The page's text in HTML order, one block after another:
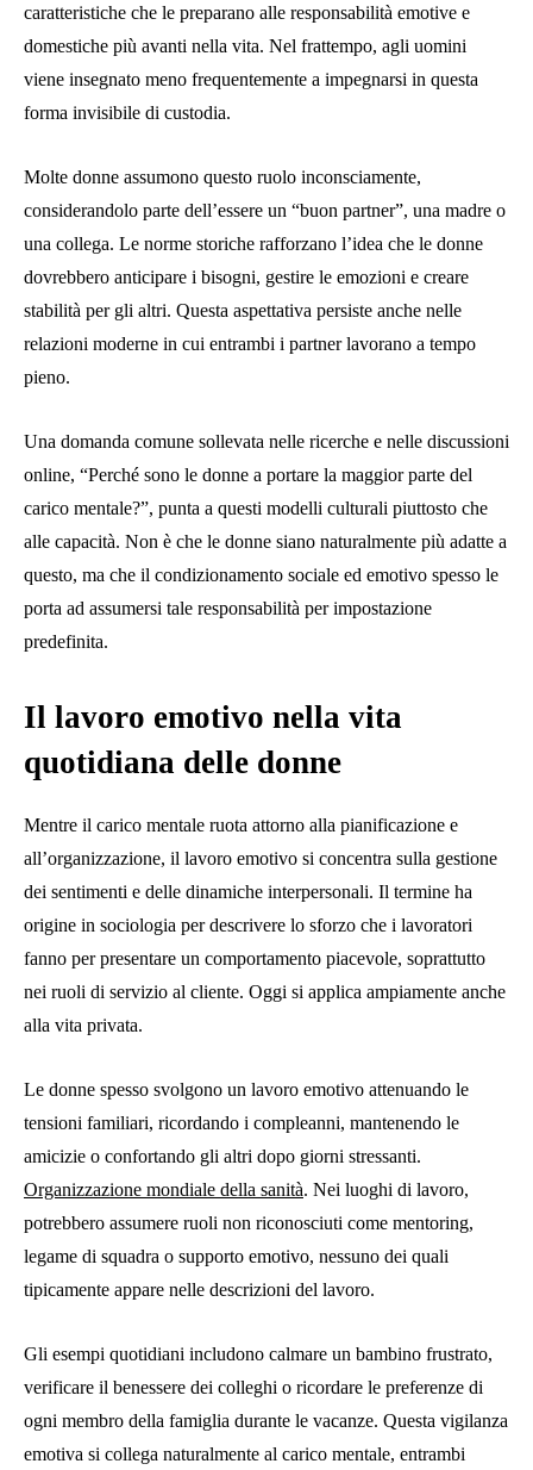
caratteristiche che le preparano alle responsabilità emotive e
domestiche più avanti nella vita. Nel frattempo, agli uomini
viene insegnato meno frequentemente a impegnarsi in questa
forma invisibile di custodia.
Molte donne assumono questo ruolo inconsciamente,
considerandolo parte dell’essere un “buon partner”, una madre o
una collega. Le norme storiche rafforzano l’idea che le donne
dovrebbero anticipare i bisogni, gestire le emozioni e creare
stabilità per gli altri. Questa aspettativa persiste anche nelle
relazioni moderne in cui entrambi i partner lavorano a tempo
pieno.
Una domanda comune sollevata nelle ricerche e nelle discussioni
online, “Perché sono le donne a portare la maggior parte del
carico mentale?”, punta a questi modelli culturali piuttosto che
alle capacità. Non è che le donne siano naturalmente più adatte a
questo, ma che il condizionamento sociale ed emotivo spesso le
porta ad assumersi tale responsabilità per impostazione
predefinita.
Il lavoro emotivo nella vita
quotidiana delle donne
Mentre il carico mentale ruota attorno alla pianificazione e
all’organizzazione, il lavoro emotivo si concentra sulla gestione
dei sentimenti e delle dinamiche interpersonali. Il termine ha
origine in sociologia per descrivere lo sforzo che i lavoratori
fanno per presentare un comportamento piacevole, soprattutto
nei ruoli di servizio al cliente. Oggi si applica ampiamente anche
alla vita privata.
Le donne spesso svolgono un lavoro emotivo attenuando le
tensioni familiari, ricordando i compleanni, mantenendo le
amicizie o confortando gli altri dopo giorni stressanti.
Organizzazione mondiale della sanità. Nei luoghi di lavoro,
potrebbero assumere ruoli non riconosciuti come mentoring,
legame di squadra o supporto emotivo, nessuno dei quali
tipicamente appare nelle descrizioni del lavoro.
Gli esempi quotidiani includono calmare un bambino frustrato,
verificare il benessere dei colleghi o ricordare le preferenze di
ogni membro della famiglia durante le vacanze. Questa vigilanza
emotiva si collega naturalmente al carico mentale, entrambi